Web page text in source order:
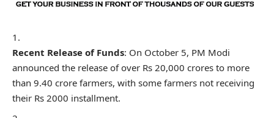
Recent Release of Funds: On October 5, PM Modi
announced the release of over Rs 20,000 crores to more
than 9.40 crore farmers, with some farmers not receiving
their Rs 2000 installment.